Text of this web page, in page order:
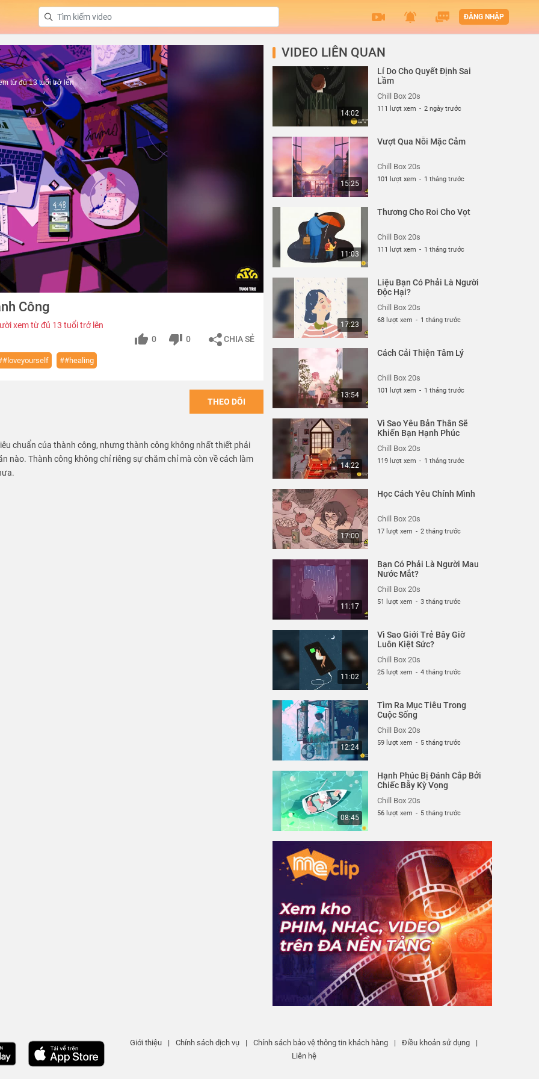
ĐĂNG NHẬP
từ đủ 13 tuổi trở lên
Công
xem từ đủ 13 tuổi trở lên
0 0 CHIA SẺ
##healing
THEO DÕI
chuẩn của thành công, nhưng thành công không nhất thiết phải
nào. Thành công không chỉ riêng sự chăm chỉ mà còn về cách làm
chuẩn của thành công, nhưng thành công không nhất thiết phải
VIDEO LIÊN QUAN
14:02
Lí Do Cho Quyết Định Sai
Lầm
Chill Box 20s
111 lượt xem - 2 ngày trước
15:25
Vượt Qua Nỗi Mặc Cảm
Chill Box 20s
101 lượt xem - 1 tháng trước
11:03
Thương Cho Roi Cho Vọt
Chill Box 20s
111 lượt xem - 1 tháng trước
17:23
Liệu Bạn Có Phải Là Người
Độc Hại?
Chill Box 20s
68 lượt xem - 1 tháng trước
13:54
Cách Cải Thiện Tâm Lý
Chill Box 20s
101 lượt xem - 1 tháng trước
14:22
Vì Sao Yêu Bản Thân Sẽ
Khiến Bạn Hạnh Phúc
Chill Box 20s
119 lượt xem - 1 tháng trước
17:00
Học Cách Yêu Chính Mình
Chill Box 20s
17 lượt xem - 2 tháng trước
11:17
Bạn Có Phải Là Người Mau
Nước Mắt?
Chill Box 20s
51 lượt xem - 3 tháng trước
11:02
Vì Sao Giới Trẻ Bây Giờ
Luôn Kiệt Sức?
Chill Box 20s
25 lượt xem - 4 tháng trước
12:24
Tìm Ra Mục Tiêu Trong
Cuộc Sống
Chill Box 20s
59 lượt xem - 5 tháng trước
08:45
Hạnh Phúc Bị Đánh Cắp Bởi
Chiếc Bẫy Kỳ Vọng
Chill Box 20s
56 lượt xem - 5 tháng trước
Giới thiệu | Chính sách dịch vụ | Chính sách bảo vệ thông tin khách hàng | Điều khoản sử dụng
|
Liên hệ